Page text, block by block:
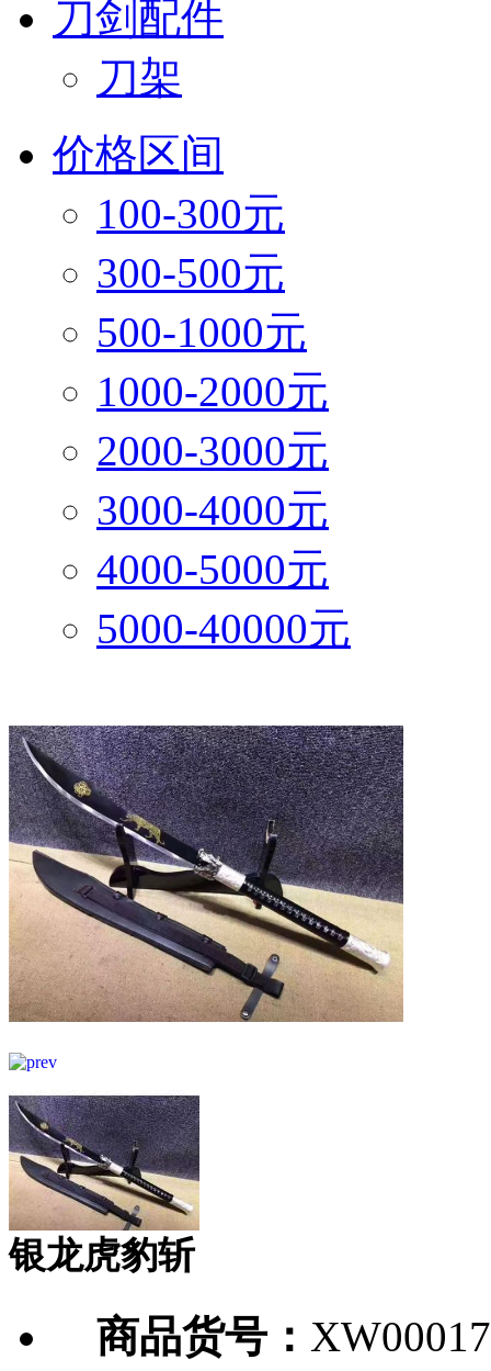
刀剑配件
刀架
价格区间
100-300元
300-500元
500-1000元
1000-2000元
2000-3000元
3000-4000元
4000-5000元
5000-40000元
银龙虎豹斩
商品货号：